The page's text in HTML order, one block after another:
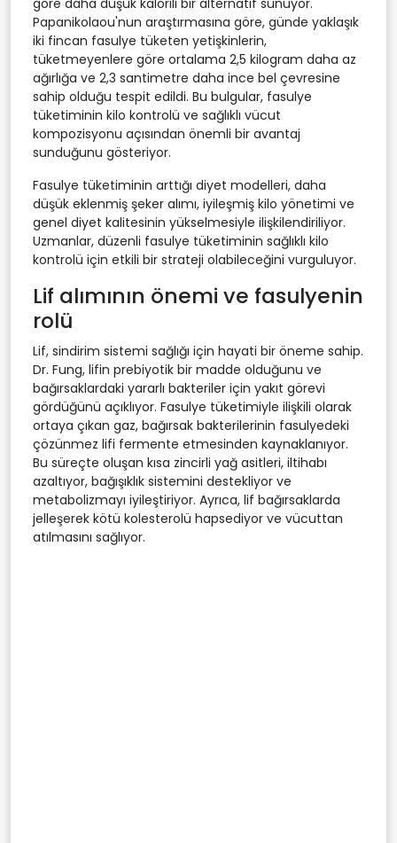
Papanikolaou'nun araştırmasına göre, günde yaklaşık
iki fincan fasulye tüketen yetişkinlerin,
tüketmeyenlere göre ortalama 2,5 kilogram daha az
ağırlığa ve 2,3 santimetre daha ince bel çevresine
sahip olduğu tespit edildi. Bu bulgular, fasulye
tüketiminin kilo kontrolü ve sağlıklı vücut
kompozisyonu açısından önemli bir avantaj
sunduğunu gösteriyor.
Fasulye tüketiminin arttığı diyet modelleri, daha
düşük eklenmiş şeker alımı, iyileşmiş kilo yönetimi ve
genel diyet kalitesinin yükselmesiyle ilişkilendiriliyor.
Uzmanlar, düzenli fasulye tüketiminin sağlıklı kilo
kontrolü için etkili bir strateji olabileceğini vurguluyor.
Lif alımının önemi ve fasulyenin
rolü
Lif, sindirim sistemi sağlığı için hayati bir öneme sahip.
Dr. Fung, lifin prebiyotik bir madde olduğunu ve
bağırsaklardaki yararlı bakteriler için yakıt görevi
gördüğünü açıklıyor. Fasulye tüketimiyle ilişkili olarak
ortaya çıkan gaz, bağırsak bakterilerinin fasulyedeki
çözünmez lifi fermente etmesinden kaynaklanıyor.
Bu süreçte oluşan kısa zincirli yağ asitleri, iltihabı
azaltıyor, bağışıklık sistemini destekliyor ve
metabolizmayı iyileştiriyor. Ayrıca, lif bağırsaklarda
jelleşerek kötü kolesterolü hapsediyor ve vücuttan
atılmasını sağlıyor.